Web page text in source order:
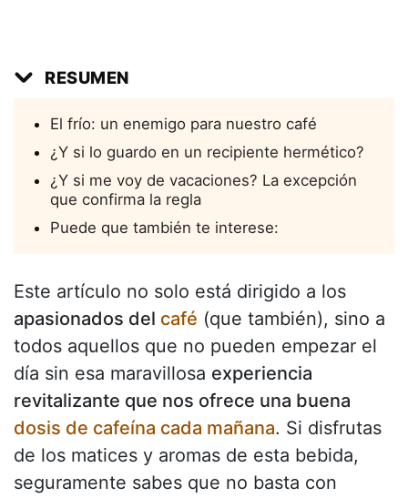
RESUMEN
El frío: un enemigo para nuestro café
¿Y si lo guardo en un recipiente hermético?
¿Y si me voy de vacaciones? La excepción
que confirma la regla
Puede que también te interese:
Este artículo no solo está dirigido a los
apasionados del café (que también), sino a
todos aquellos que no pueden empezar el
día sin esa maravillosa experiencia
revitalizante que nos ofrece una buena
dosis de cafeína cada mañana. Si disfrutas
de los matices y aromas de esta bebida,
seguramente sabes que no basta con